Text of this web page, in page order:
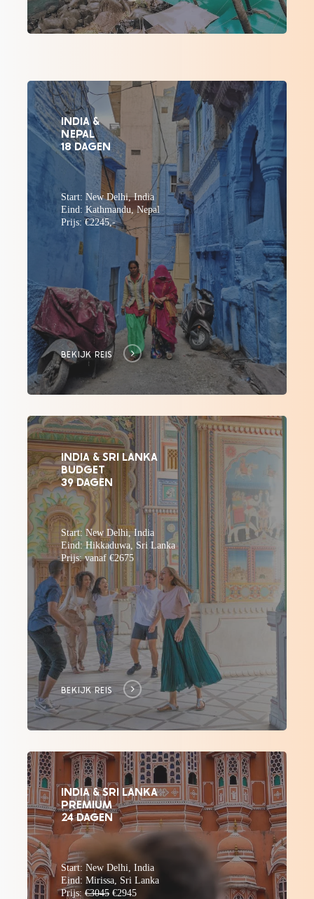
INDIA &
NEPAL
18 DAGEN
Start: New Delhi, India
Eind: Kathmandu, Nepal
Prijs: €2245,-
BEKIJK REIS
INDIA & SRI LANKA
BUDGET
39 DAGEN
Start: New Delhi, India
Eind: Hikkaduwa, Sri Lanka
Prijs: vanaf €2675
BEKIJK REIS
INDIA & SRI LANKA
PREMIUM
24 DAGEN
Start: New Delhi, India
Eind: Mirissa, Sri Lanka
Prijs:€3045 €2945